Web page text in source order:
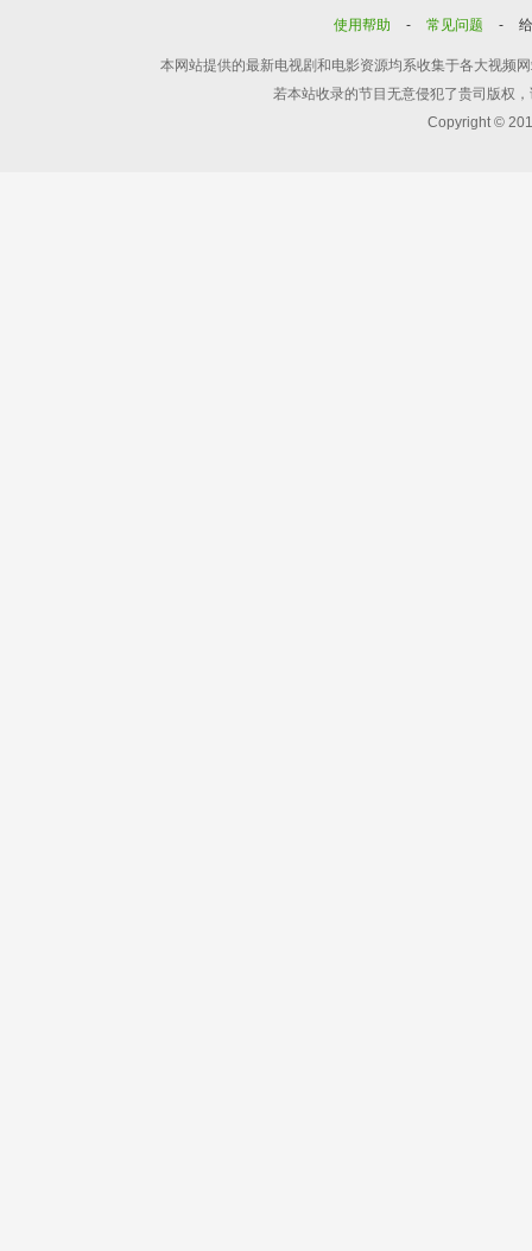
使用帮助 - 常见问题 -
本网站提供的最新电视剧和电影资源均系收集于各大视频
若本站收录的节目无意侵犯了贵司版权
Copyright ©